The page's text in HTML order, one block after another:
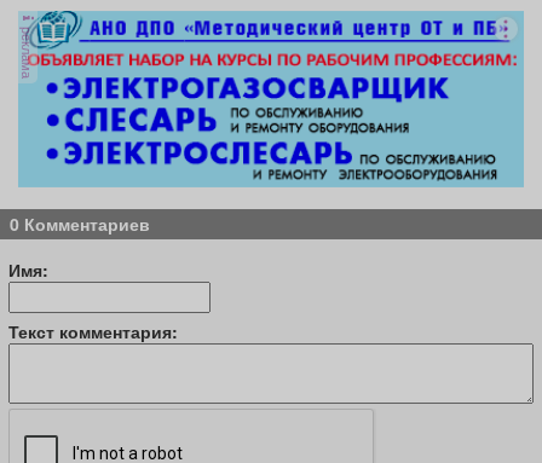
реклама
0 Комментариев
Имя:
Текст комментария: